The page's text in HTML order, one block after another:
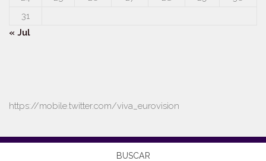
31
« Jul
https://mobile.twitter.com/viva_eurovision
BUSCAR